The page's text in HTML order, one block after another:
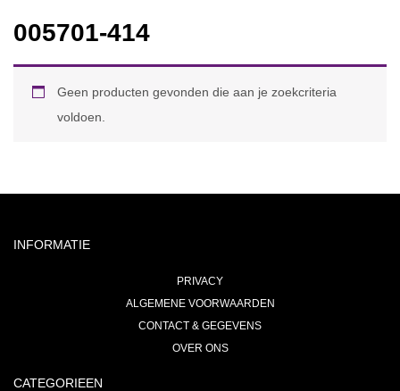
005701-414
Geen producten gevonden die aan je zoekcriteria
voldoen.
INFORMATIE
PRIVACY
ALGEMENE VOORWAARDEN
CONTACT & GEGEVENS
OVER ONS
CATEGORIEEN